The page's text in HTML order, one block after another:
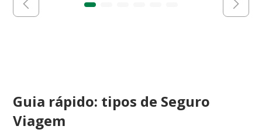
Guia rápido: tipos de Seguro
Viagem